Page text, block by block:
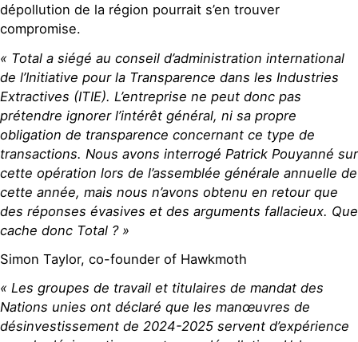
dépollution de la région pourrait s’en trouver
compromise.
« Total a siégé au conseil d’administration international
de l’Initiative pour la Transparence dans les Industries
Extractives (ITIE). L’entreprise ne peut donc pas
prétendre ignorer l’intérêt général, ni sa propre
obligation de transparence concernant ce type de
transactions. Nous avons interrogé Patrick Pouyanné sur
cette opération lors de l’assemblée générale annuelle de
cette année, mais nous n’avons obtenu en retour que
des réponses évasives et des arguments fallacieux. Que
cache donc Total ?»
Simon Taylor, co-founder of Hawkmoth
« Les groupes de travail et titulaires de mandat des
Nations unies ont déclaré que les manœuvres de
désinvestissement de 2024-2025 servent d’expérience